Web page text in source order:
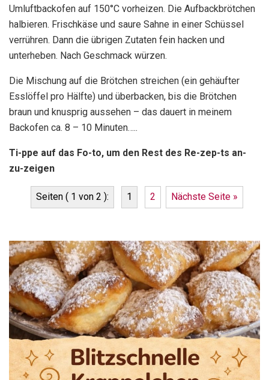
Umluftbackofen auf 150°C vorheizen. Die Aufbackbrötchen
halbieren. Frischkäse und saure Sahne in einer Schüssel
verrühren. Dann die übrigen Zutaten fein hacken und
unterheben. Nach Geschmack würzen.
Die Mischung auf die Brötchen streichen (ein gehäufter
Esslöffel pro Hälfte) und überbacken, bis die Brötchen
braun und knusprig aussehen – das dauert in meinem
Backofen ca. 8 – 10 Minuten…..
Ti-ppe auf das Fo-to, um den Rest des Re-zep-ts an-
zu-zeigen
Seiten ( 1 von 2 ): 1 2 Nächste Seite »